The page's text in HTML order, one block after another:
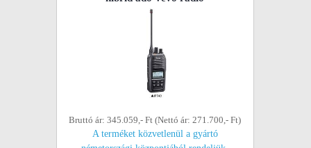
Bruttó ár: 345.059,- Ft (Nettó ár: 271.700,- Ft)
A terméket közvetlenül a gyártó